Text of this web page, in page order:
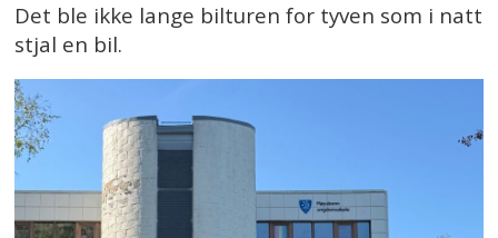
Det ble ikke lange bilturen for tyven som i natt
stjal en bil.